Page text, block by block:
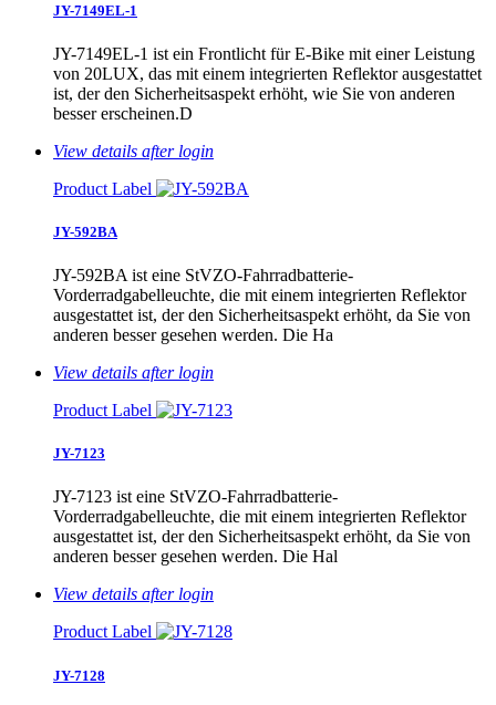
JY-7149EL-1
JY-7149EL-1 ist ein Frontlicht für E-Bike mit einer Leistung
von 20LUX, das mit einem integrierten Reflektor ausgestattet
ist, der den Sicherheitsaspekt erhöht, wie Sie von anderen
besser erscheinen.D
View details after login
Product Label
JY-592BA
JY-592BA ist eine StVZO-Fahrradbatterie-
Vorderradgabelleuchte, die mit einem integrierten Reflektor
ausgestattet ist, der den Sicherheitsaspekt erhöht, da Sie von
anderen besser gesehen werden. Die Ha
View details after login
Product Label
JY-7123
JY-7123 ist eine StVZO-Fahrradbatterie-
Vorderradgabelleuchte, die mit einem integrierten Reflektor
ausgestattet ist, der den Sicherheitsaspekt erhöht, da Sie von
anderen besser gesehen werden. Die Hal
View details after login
Product Label
JY-7128